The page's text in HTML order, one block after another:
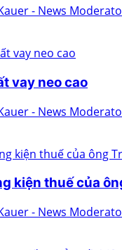
- News
vay neo cao
- News
kiện thuế của
- News